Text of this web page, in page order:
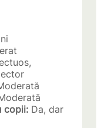
copii: Da, dar